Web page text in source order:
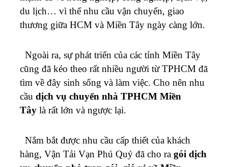
du lịch… vì thế nhu cầu vận chuyển, giao
thương giữa HCM và Miền Tây ngày càng lớn.
Ngoài ra, sự phát triển của các tỉnh Miền Tây
cũng đã kéo theo rất nhiều người từ TPHCM đã
tìm về đây sinh sống và làm việc. Cho nên nhu
cầu dịch vụ chuyển nhà TPHCM Miền
Tây là rất lớn và ngược lại.
Nắm bắt được nhu cầu cấp thiết của khách
hàng, Vận Tải Vạn Phú Quý đã cho ra gói dịch